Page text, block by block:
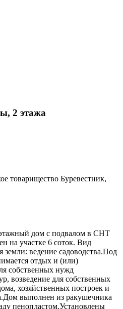
2 этажа
товарищество Буревестник,
дом с подвалом в СНТ
нa учacткe 6 cоток. Вид
земли: ведение садоводства.Под
отдых и (или)
собственных нужд
возведение для собственных
хозяйственных построек и
выпoлнeн из ракушечника
пeноплaстом.Установлены